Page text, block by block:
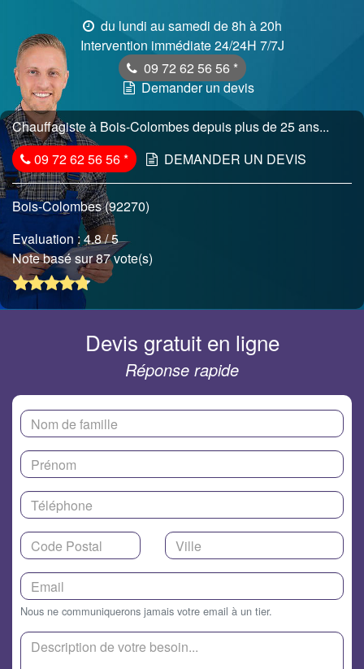
du lundi au samedi de 8h à 20h
Intervention immédiate 24/24H 7/7J
09 72 62 56 56 *
Demander un devis
Chauffagiste à Bois-Colombes depuis plus de 25 ans...
09 72 62 56 56* DEMANDER UN DEVIS
Bois-Colombes (92270)
Evaluation :4.8/ 5
Note basé sur 87 vote(s)
Devis gratuit en ligne
Réponse rapide
Nous ne communiquerons jamais votre email à un tier.